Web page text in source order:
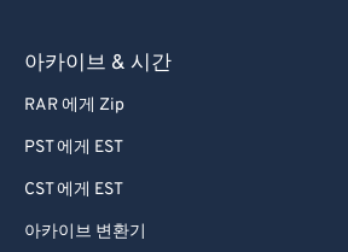
아카이브 & 시간
RAR 에게 Zip
PST 에게 EST
CST 에게 EST
아카이브 변환기